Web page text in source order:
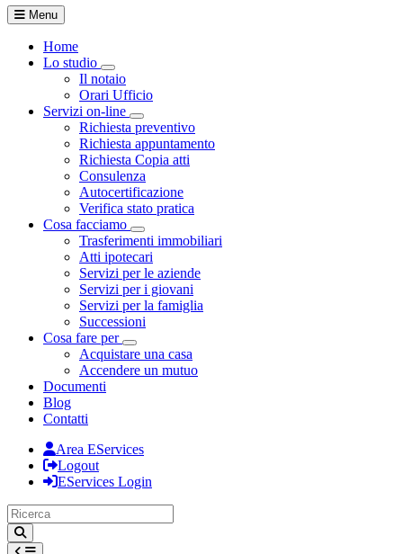
Menu
Home
Lo studio
Toggle Dropdown
Il notaio
Orari Ufficio
Servizi on-line
Toggle Dropdown
Richiesta preventivo
Richiesta appuntamento
Richiesta Copia atti
Consulenza
Autocertificazione
Verifica stato pratica
Cosa facciamo
Toggle Dropdown
Trasferimenti immobiliari
Atti ipotecari
Servizi per le aziende
Servizi per i giovani
Servizi per la famiglia
Successioni
Cosa fare per
Toggle Dropdown
Acquistare una casa
Accendere un mutuo
Documenti
Blog
Contatti
Area EServices
Logout
EServices Login